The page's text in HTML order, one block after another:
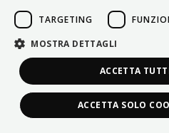
TARGETING
MOSTRA DETTAGLI
ACCETTA
ACCETTA SOLO